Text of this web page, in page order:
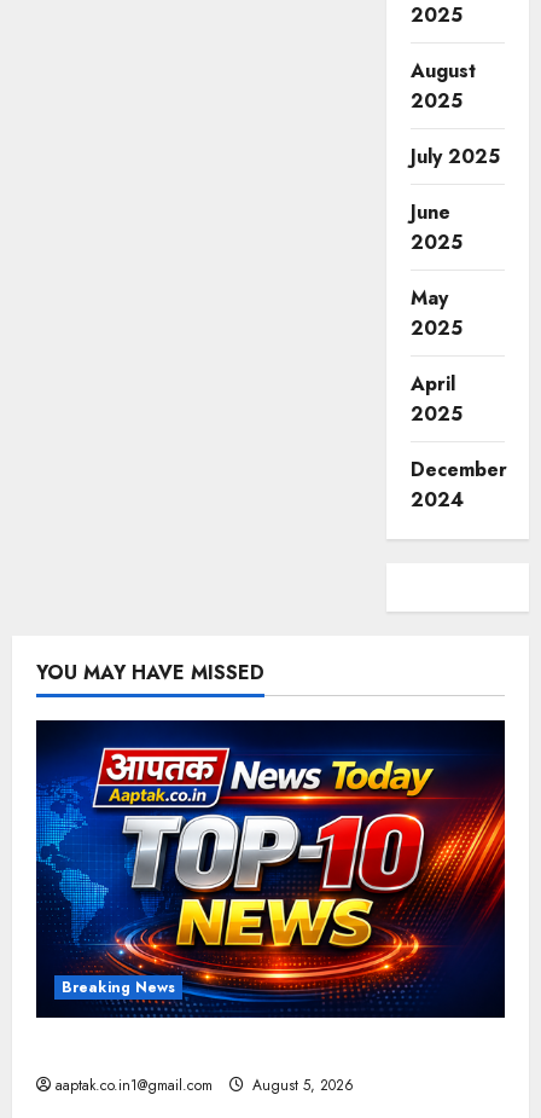
2025
August
2025
July 2025
June
2025
May
2025
April
2025
December
2024
YOU MAY HAVE MISSED
Breaking News
aaptak.co.in1@gmail.com August 5, 2026